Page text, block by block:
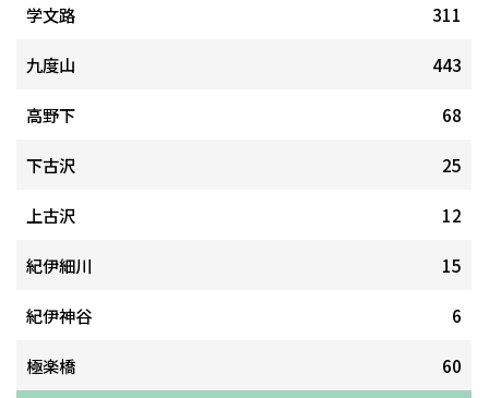
学文路 311
九度山 443
高野下 68
下古沢 25
上古沢 12
紀伊細川 15
紀伊神谷 6
極楽橋 60